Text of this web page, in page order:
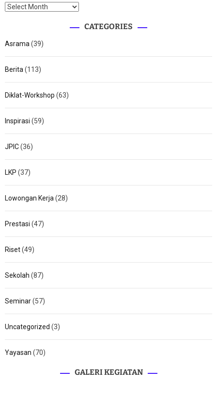
CATEGORIES
Asrama (39)
Berita (113)
Diklat-Workshop (63)
Inspirasi (59)
JPIC(36)
LKP (37)
Lowongan Kerja (28)
Prestasi (47)
Riset(49)
Sekolah (87)
Seminar(57)
Uncategorized (3)
Yayasan (70)
GALERI KEGIATAN